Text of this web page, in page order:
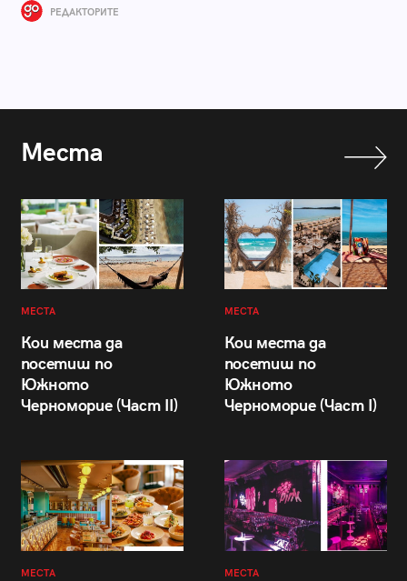
РЕДАКТОРИТЕ
Места
МЕСТА
Кои места да
посетиш по
Южното
Черноморие (Част II)
МЕСТА
Кои места да
посетиш по
Южното
Черноморие (Част I)
МЕСТА МЕСТА